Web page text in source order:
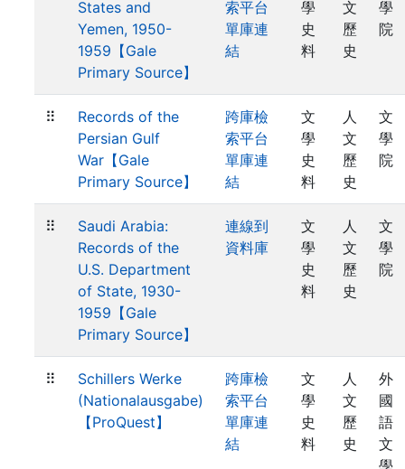
States and
Yemen, 1950-
1959【Gale
Primary Source】
索平台
單庫連
結
學
史
料
文
歷
史
學
院
⠿
Records of the
Persian Gulf
War【Gale
Primary Source】
跨庫檢
索平台
單庫連
結
文
學
史
料
人
文
歷
史
文
學
院
⠿
Saudi Arabia:
Records of the
U.S. Department
of State, 1930-
1959【Gale
Primary Source】
連線到
資料庫
文
學
史
料
人
文
歷
史
文
學
院
⠿
Schillers Werke
(Nationalausgabe)
【ProQuest】
跨庫檢
索平台
單庫連
結
文
學
史
料
人
文
歷
史
外
國
語
文
學